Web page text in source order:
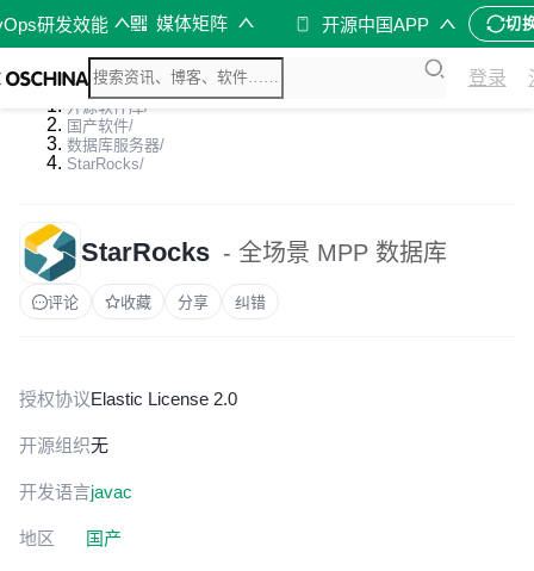
研发效能 媒体矩阵 开源中国APP 切
登录
开源软件库/
国产软件/
数据库服务器/
StarRocks/
StarRocks - 全场景 MPP 数据库
评论 收藏 分享 纠错
授权协议Elastic License 2.0
开源组织无
开发语言javac
地区 国产